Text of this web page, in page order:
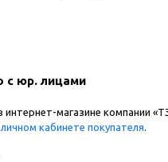
с юр. лицами
интернет-магазине компании
личном кабинете покупателя.